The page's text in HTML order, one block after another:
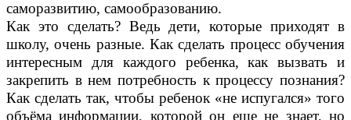
саморазвитию, самообразованию.
Как это сделать? Ведь дети, которые приходят в
школу, очень разные. Как сделать процесс обучения
интересным для каждого ребенка, как вызвать и
закрепить в нем потребность к процессу познания?
Как сделать так, чтобы ребенок «не испугался» того
объёма информации, которой он еще не знает, но